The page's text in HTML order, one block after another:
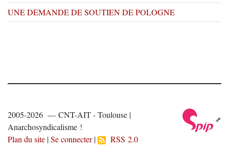
UNE DEMANDE DE SOUTIEN DE POLOGNE
2005-2026 — CNT-AIT - Toulouse |
Anarchosyndicalisme !
Plan du site |Se connecter| RSS 2.0